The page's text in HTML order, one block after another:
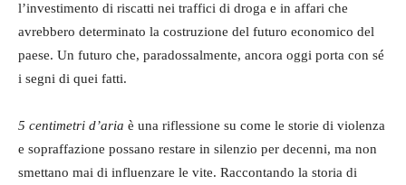
l’investimento di riscatti nei traffici di droga e in affari che
avrebbero determinato la costruzione del futuro economico del
paese. Un futuro che, paradossalmente, ancora oggi porta con sé
i segni di quei fatti.
5 centimetri d’aria è una riflessione su come le storie di violenza
e sopraffazione possano restare in silenzio per decenni, ma non
smettano mai di influenzare le vite. Raccontando la storia di